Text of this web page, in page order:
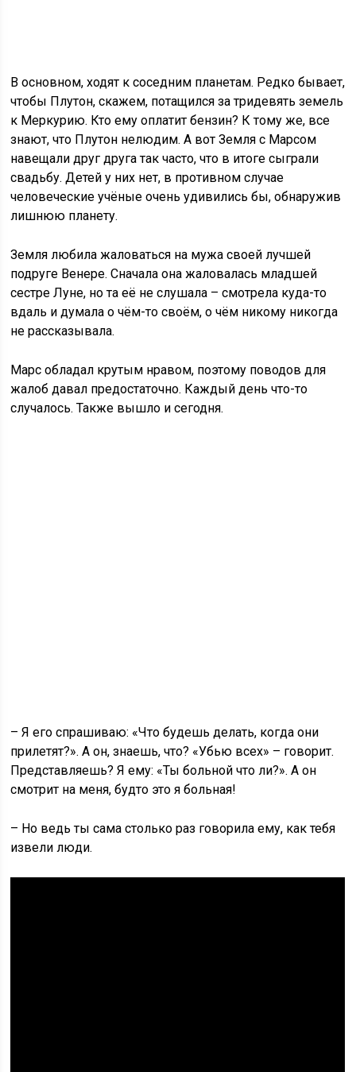
В основном, ходят к соседним планетам. Редко бывает,
чтобы Плутон, скажем, потащился за тридевять земель
к Меркурию. Кто ему оплатит бензин? К тому же, все
знают, что Плутон нелюдим. А вот Земля с Марсом
навещали друг друга так часто, что в итоге сыграли
свадьбу. Детей у них нет, в противном случае
человеческие учёные очень удивились бы, обнаружив
лишнюю планету.
Земля любила жаловаться на мужа своей лучшей
подруге Венере. Сначала она жаловалась младшей
сестре Луне, но та её не слушала – смотрела куда-то
вдаль и думала о чём-то своём, о чём никому никогда
не рассказывала.
Марс обладал крутым нравом, поэтому поводов для
жалоб давал предостаточно. Каждый день что-то
случалось. Также вышло и сегодня.
– Я его спрашиваю: «Что будешь делать, когда они
прилетят?». А он, знаешь, что? «Убью всех» – говорит.
Представляешь? Я ему: «Ты больной что ли?». А он
смотрит на меня, будто это я больная!
– Но ведь ты сама столько раз говорила ему, как тебя
извели люди.